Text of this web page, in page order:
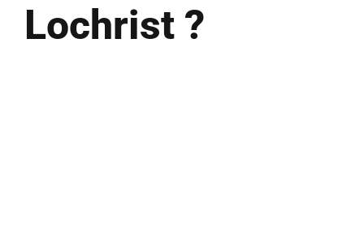
Lochrist ?